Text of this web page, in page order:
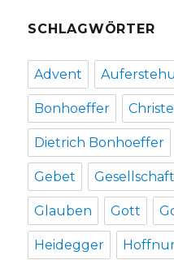
SCHLAGWÖRTER
Advent
Bonhoeffer
Dietrich Bonhoeffer
Gebet Gesellschaft
Glauben Gott
Heidegger